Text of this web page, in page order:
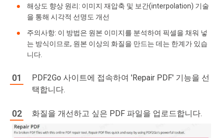
해상도 향상 원리: 이미지 재압축 및 보간(interpolation) 기술
을 통해 시각적 선명도 개선
주의사항: 이 방법은 원본 이미지를 분석하여 픽셀을 채워 넣
는 방식이므로, 원본 이상의 화질을 만드는 데는 한계가 있습
니다.
PDF2Go 사이트에 접속하여 'Repair PDF' 기능을 선
택합니다.
화질을 개선하고 싶은 PDF 파일을 업로드합니다.